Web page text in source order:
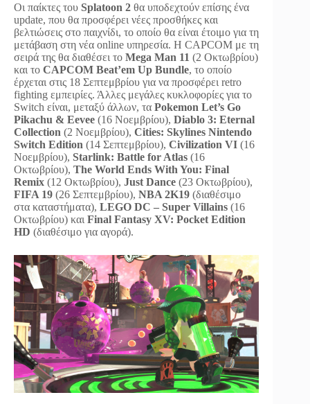
Οι παίκτες του Splatoon 2 θα υποδεχτούν επίσης ένα
update, που θα προσφέρει νέες προσθήκες και
βελτιώσεις στο παιχνίδι, το οποίο θα είναι έτοιμο για τη
μετάβαση στη νέα online υπηρεσία. Η CAPCOM με τη
σειρά της θα διαθέσει το Mega Man 11 (2 Οκτωβρίου)
και το CAPCOM Beat’em Up Bundle, το οποίο
έρχεται στις 18 Σεπτεμβρίου για να προσφέρει retro
fighting εμπειρίες. Άλλες μεγάλες κυκλοφορίες για το
Switch είναι, μεταξύ άλλων, τα Pokemon Let’s Go
Pikachu & Eevee (16 Νοεμβρίου), Diablo 3: Eternal
Collection (2 Νοεμβρίου), Cities: Skylines Nintendo
Switch Edition (14 Σεπτεμβρίου), Civilization VI (16
Νοεμβρίου), Starlink: Battle for Atlas (16
Οκτωβρίου), The World Ends With You: Final
Remix (12 Οκτωβρίου), Just Dance (23 Οκτωβρίου),
FIFA 19 (26 Σεπτεμβρίου), NBA 2K19 (διαθέσιμο
στα καταστήματα), LEGO DC – Super Villains (16
Οκτωβρίου) και Final Fantasy XV: Pocket Edition
HD (διαθέσιμο για αγορά).